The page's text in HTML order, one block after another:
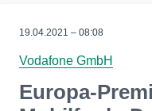
19.04.2021 – 08:08
Vodafone GmbH
Europa-